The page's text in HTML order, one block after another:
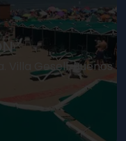
Villa Gesell, Buenos